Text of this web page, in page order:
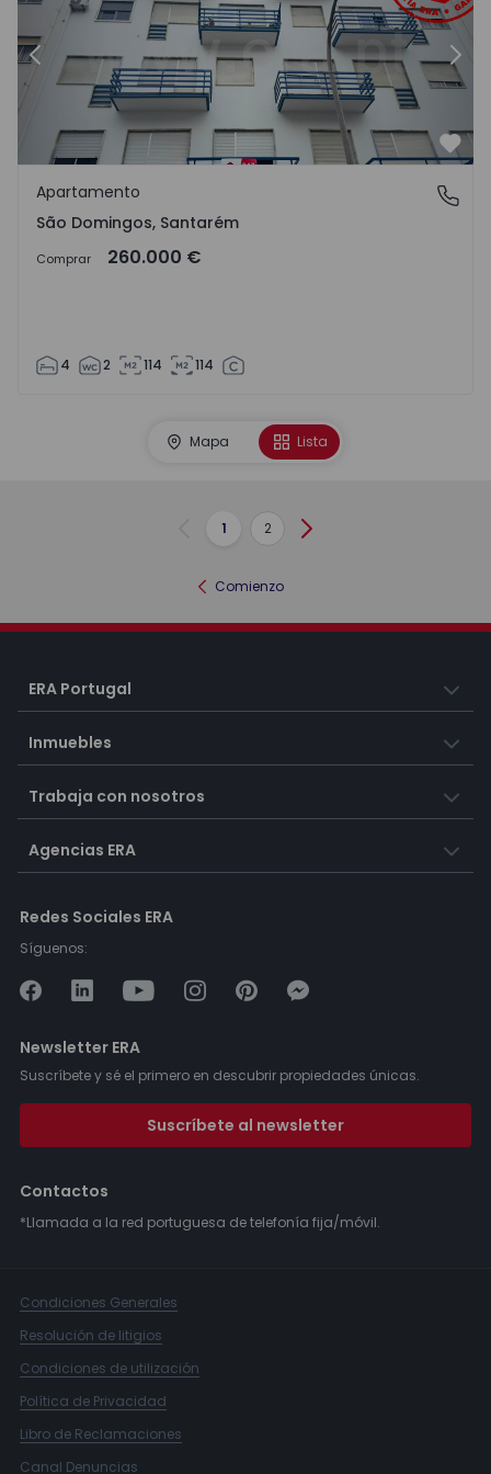
Anterior
São Domingos, Santarém
Apartamento
São Domingos, Santarém
Comprar 260.000 €
4 2 114 114
Mapa Lista
Anterior
1 2 Siguiente
Comienzo
ERA Portugal
Inmuebles
Trabaja con nosotros
Agencias ERA
Redes Sociales ERA
Síguenos:
Newsletter ERA
Suscríbete y sé el primero en descubrir propiedades únicas.
Suscríbete al newsletter
Contactos
*Llamada a la red portuguesa de telefonía fija/móvil.
Condiciones Generales
Resolución de litigios
Condiciones de utilización
Política de Privacidad
Libro de Reclamaciones
Canal Denuncias